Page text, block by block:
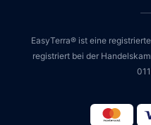
EasyTerra® ist eine
registriert bei der